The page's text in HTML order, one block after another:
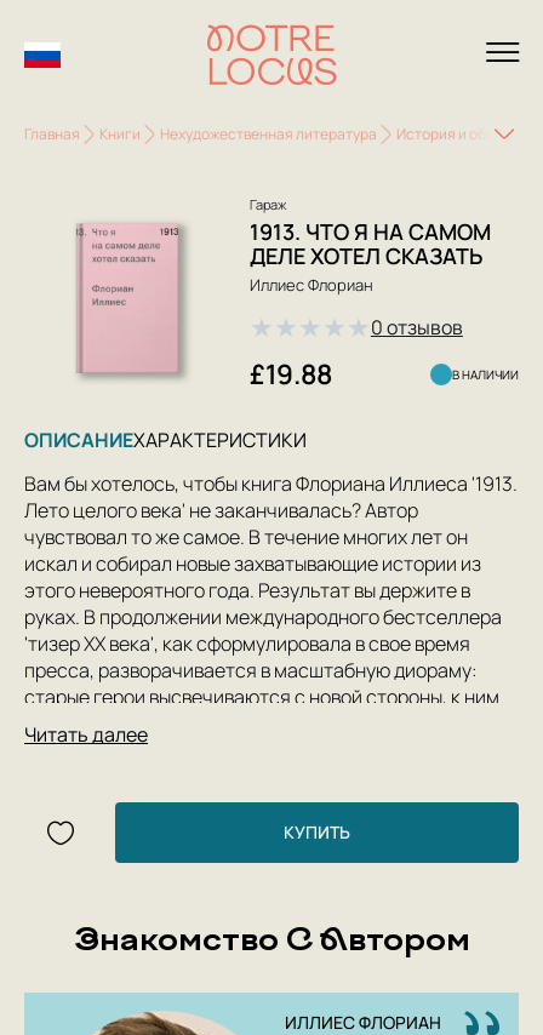
Главная Книги Нехудожественная литература История и общество
Гараж
1913. ЧТО Я НА САМОМ
ДЕЛЕ ХОТЕЛ СКАЗАТЬ
Иллиес Флориан
★★★★★0 отзывов
£19.88 В НАЛИЧИИ
ОПИСАНИЕХАРАКТЕРИСТИКИ
Вам бы хотелось, чтобы книга Флориана Иллиеса '1913.
Лето целого века' не заканчивалась? Автор
чувствовал то же самое. В течение многих лет он
искал и собирал новые захватывающие истории из
этого невероятного года. Результат вы держите в
руках. В продолжении международного бестселлера
'тизер ХХ века', как сформулировала в свое время
пресса, разворачивается в масштабную диораму:
старые герои высвечиваются с новой стороны, к ним
присоединяются Фернандо Пессоа, Максим Горький,
Джек Лондон и многие другие события, явления и
историй, полных любви и остроумия, настолько
невероятных, что они могут быть только правдой. И
попробуйте вместе с автором выяснить, где же
Читать далее
КУПИТЬ
Знакомство С Автором
ИЛЛИЕС ФЛОРИАН